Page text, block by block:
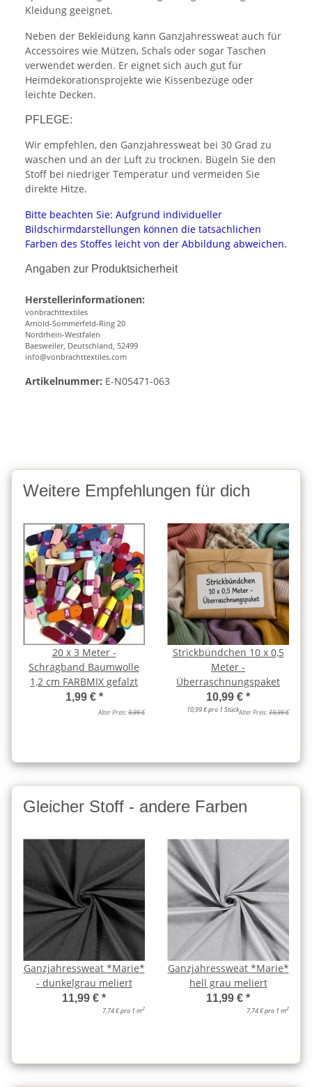
Kleidung geeignet.
Neben der Bekleidung kann Ganzjahressweat auch für
Accessoires wie Mützen, Schals oder sogar Taschen
verwendet werden. Er eignet sich auch gut für
Heimdekorationsprojekte wie Kissenbezüge oder
leichte Decken.
PFLEGE:
Wir empfehlen, den Ganzjahressweat bei 30 Grad zu
waschen und an der Luft zu trocknen. Bügeln Sie den
Stoff bei niedriger Temperatur und vermeiden Sie
direkte Hitze.
Bitte beachten Sie: Aufgrund individueller
Bildschirmdarstellungen können die tatsächlichen
Farben des Stoffes leicht von der Abbildung abweichen.
Angaben zur Produktsicherheit
Herstellerinformationen:
vonbrachttextiles
Arnold-Sommerfeld-Ring 20
Nordrhein-Westfalen
Baesweiler, Deutschland, 52499
info@vonbrachttextiles.com
Artikelnummer: E-N05471-063
Weitere Empfehlungen für dich
20 x 3 Meter -
Schrägband Baumwolle
1,2 cm FARBMIX gefalzt
1,99 € *
Alter Preis:9,99 €
Strickbündchen 10 x 0,5
Meter -
Überraschnungspaket
10,99 € *
10,99 € pro 1 StückAlter Preis:19,99 €
Gleicher Stoff - andere Farben
Ganzjahressweat *Marie*
- dunkelgrau meliert
11,99 € *
7,74 € pro 1 m2
Ganzjahressweat *Marie*
hell grau meliert
11,99 € *
7,74 € pro 1 m2